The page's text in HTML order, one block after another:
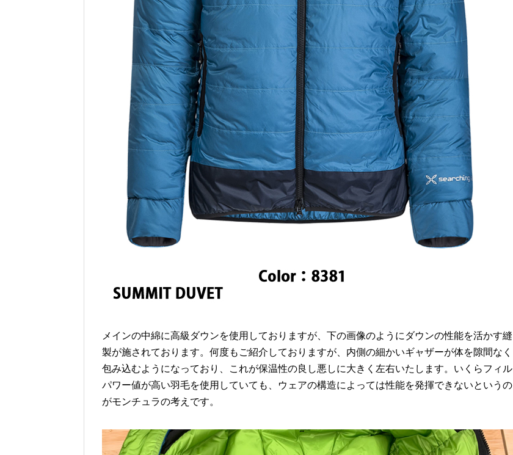
メインの中綿に高級ダウンを使用しておりますが、下の画像のようにダウンの性能を活かす縫
製が施されております。何度もご紹介しておりますが、内側の細かいギャザーが体を隙間なく
包み込むようになっており、これが保温性の良し悪しに大きく左右いたします。いくらフィル
パワー値が高い羽毛を使用していても、ウェアの構造によっては性能を発揮できないというの
がモンチュラの考えです。